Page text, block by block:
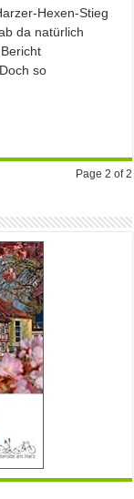
Hexen-Stieg
da natürlich
so
Page 2 of 2